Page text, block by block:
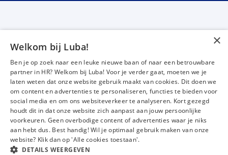
Werken bij Luba
Voor werkgevers
Mijn Luba
Contact
InstagramFacebookLinkedIn YouTube
×
Welkom bij Luba!
Ben je op zoek naar een leuke nieuwe baan of naar een betrouwbare
partner in HR? Welkom bij Luba! Voor je verder gaat, moeten we je
laten weten dat onze website gebruik maakt van cookies. Dit doen we
om content en advertenties te personaliseren, functies te bieden voor
social media en om ons websiteverkeer te analyseren. Kort gezegd
houdt dit in dat onze website zich aanpast aan jouw persoonlijke
voorkeuren. Geen overbodige content of advertenties waar je niks
aan hebt dus. Best handig! Wil je optimaal gebruik maken van onze
website? Klik dan op 'Alle cookies toestaan'.
DETAILS WEERGEVEN